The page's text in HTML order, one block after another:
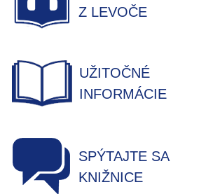
Z LEVOČE
UŽITOČNÉ
INFORMÁCIE
SPÝTAJTE SA
KNIŽNICE